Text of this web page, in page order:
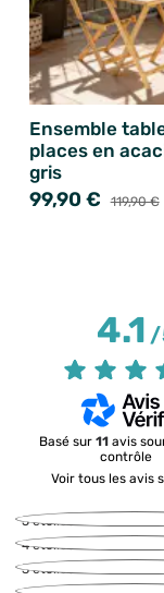
Ensemble
places en
gris
99,90 € 119,90 €
4.1/
Basé sur 11 avis
contrôle
Voir tous les avis
5étoiles
4étoiles
3étoiles